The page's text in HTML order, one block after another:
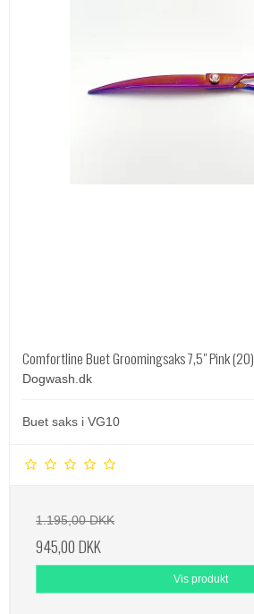
Comfortline Buet Groomingsaks 7,5" Pink (20)
Dogwash.dk
Buet saks i VG10
1.195,00 DKK
945,00 DKK
Vis produkt